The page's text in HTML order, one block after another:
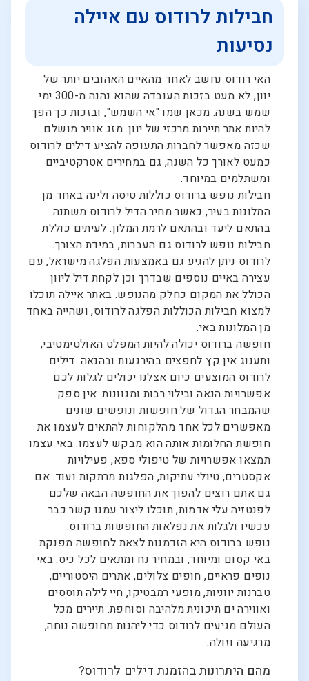
חבילות לרודוס עם איילה
נסיעות
האי רודוס נחשב לאחד מהאיים האהובים יותר של
יוון, לא מעט בזכות העובדה שהוא נהנה מ-300 ימי
שמש בשנה. מכאן שמו "אי השמש", ובזכות כך הפך
להיות אתר תיירות מרכזי של יוון. מזג אוויר מושלם
שכזה מאפשר לחברות התעופה להציע דילים לרודוס
כמעט לאורך כל השנה, גם במחירים אטרקטיביים
ומשתלמים במיוחד.
חבילות נופש ברודוס כוללות טיסה ולינה באחד מן
המלונות בעיר, כאשר מחיר הדיל לרודוס משתנה
בהתאם ליעד ובהתאם לרמת המלון. לעיתים כוללת
חבילות נופש לרודוס גם העברות, במידת הצורך.
לרודוס ניתן להגיע גם באמצעות הפלגה מישראל, עם
עצירה באיים נוספים שבדרך וכן לקחת דיל ליוון
הכולל את המקום כחלק מהנופש. באתר איילה תוכלו
למצוא חבילות הכוללות הפלגה לרודוס, ושהייה באחד
מן המלונות באי.
חופשה ברודוס יכולה להיות המפלט האולטימטיבי,
ותענוג אין קץ לחפצים בהירגעות ובהנאה. דילים
לרודוס המוצעים כיום אצלנו יכולים לגלות לכם
אפשרויות הנאה ובילוי רבות ומגוונות. אין ספק
שהמבחר הגדול של חופשות ונופשים שונים
מאפשרים לכל אחד מהלקוחות להתאים לעצמו את
חופשת החלומות אותה הוא מבקש לעצמו. באי עצמו
תמצאו אפשרויות של טיפולי ספא, פעילויות
אקסטרים, טיולי עתיקות, הפלגות מרתקות ועוד. אם
גם אתם רוצים להפוך את החופשה הבאה שלכם
לפנטזיה עלי אדמות, תוכלו ליצור עמנו קשר כבר
עכשיו ולגלות את נפלאות החופשות ברודוס.
נופש ברודוס היא הזדמנות לצאת לחופשה מפנקת
באי קסום ומיוחד, ובמחיר נח ומתאים לכל כיס. באי
נופים פראיים, חופים צלולים, אתרים היסטוריים,
טברנות יווניות, מופעי רמבטיקו, חיי לילה תוססים
ואווירה ים תיכונית מלהיבה וסוחפת. תיירים מכל
העולם מגיעים לרודוס כדי ליהנות מחופשה נוחה,
מרגיעה וזולה.
מהם היתרונות בהזמנת דילים לרודוס?